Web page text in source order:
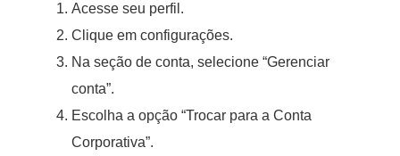
Acesse seu perfil.
Clique em configurações.
Na seção de conta, selecione “Gerenciar
conta”.
Escolha a opção “Trocar para a Conta
Corporativa”.